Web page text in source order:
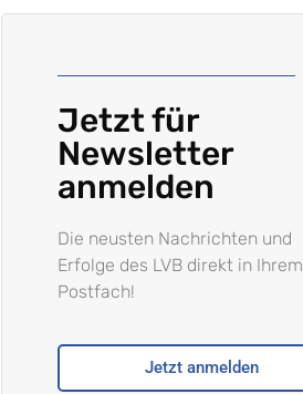
Jetzt für
Newsletter
anmelden
Die neusten Nachrichten und
Erfolge des LVB direkt in Ihrem
Postfach!
Jetzt anmelden